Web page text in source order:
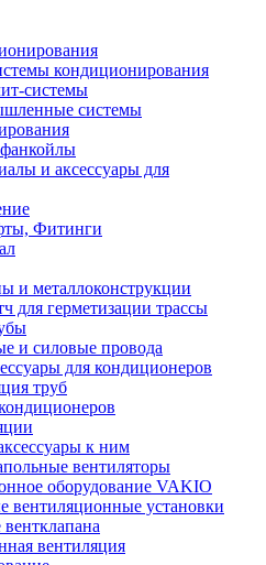
кондиционирования
системы
системы
и аксессуары для
Фитинги
и металлоконструкции
для герметизации трассы
и силовые провода
для кондиционеров
труб
к ним
вентиляторы
оборудование VAKIO
вентиляционные установки
вентиляция